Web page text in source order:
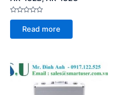
Rated
of
Read more